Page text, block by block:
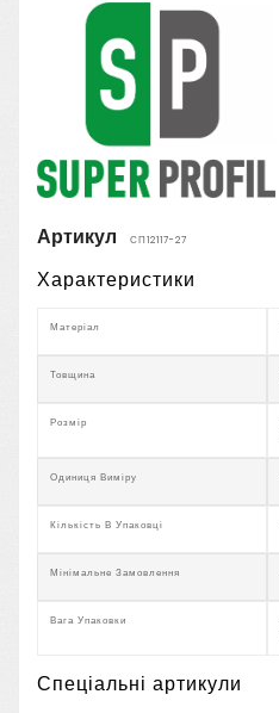
Артикул СП12117-27
Характеристики
Матеріал
Товщина
Розмір
Одиниця Виміру
Кількість В Упаковці
Мінімальне Замовлення
Вага Упаковки
Спеціальні артикули